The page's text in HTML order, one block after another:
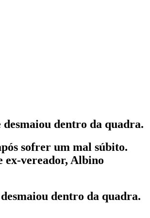
dentro da quadra.
sofrer um mal súbito.
ex-vereador, Albino
dentro da quadra.